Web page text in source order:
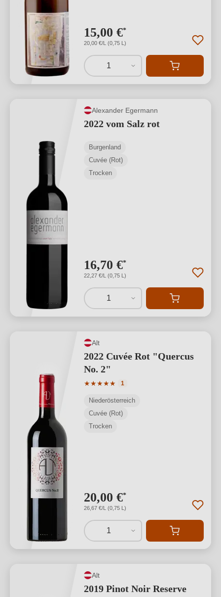
15,00 €*
20,00 €/L (0,75 L)
1
Alexander Egermann
2022 vom Salz rot
Burgenland
Cuvée (Rot)
Trocken
16,70 €*
22,27 €/L (0,75 L)
1
Alt
2022 Cuvée Rot "Quercus
No. 2"
★★★★★
Durchschnittliche Bewertung von 5
1
Niederösterreich
Cuvée (Rot)
Trocken
20,00 €*
26,67 €/L (0,75 L)
1
Alt
2019 Pinot Noir Reserve